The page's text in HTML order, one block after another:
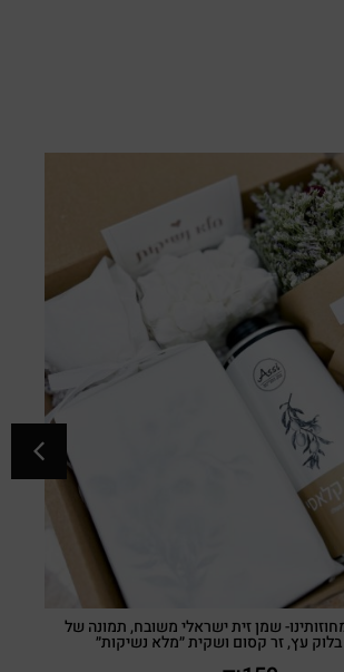
שמן זית ישראלי משובח, תמונה של
עץ, זר קסום ושקית ״מלא נשיקות״